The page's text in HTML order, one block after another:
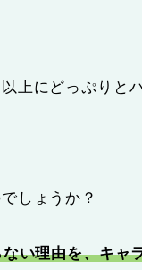
上にどっぷりと
しょうか？
い理由を、キャ